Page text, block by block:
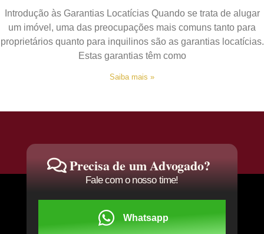
Introdução às Garantias Locatícias Quando se trata de alugar
um imóvel, uma das preocupações mais comuns tanto para
proprietários quanto para inquilinos são as garantias locatícias.
Estas garantias têm como
Saiba mais »
Precisa de um Advogado?
Fale com o nosso time!
Whatsapp